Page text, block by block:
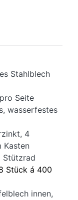
Stahlblech
Seite
wasserfestes
4
Kasten
Stützrad
Stück á 400
innen,